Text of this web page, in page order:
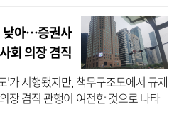
낮아…증권사
회 의장 겸직
’가 시행됐지만, 책무구조도에서 규제
장 겸직 관행이 여전한 것으로 나타
있다. 책무구조도는 금융사의 내